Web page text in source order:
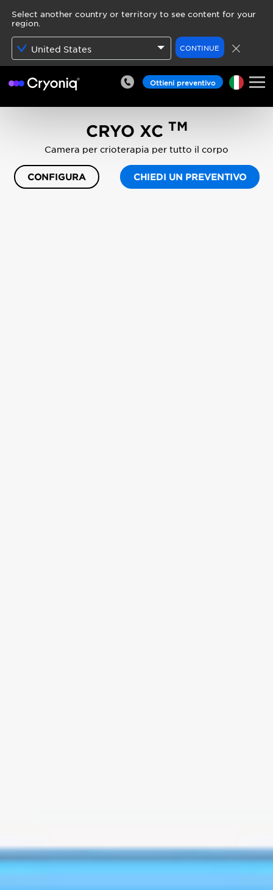
Select another country or territory to see content for your
region.
United States CONTINUE
Ottieni preventivo
CRYO XC TM
Camera per crioterapia per tutto il corpo
CONFIGURA CHIEDI UN PREVENTIVO